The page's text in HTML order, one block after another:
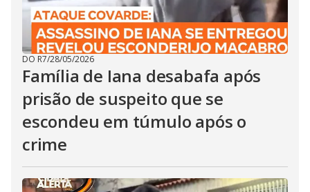
DO R7/28/05/2026
Família de Iana desabafa após
prisão de suspeito que se
escondeu em túmulo após o
crime